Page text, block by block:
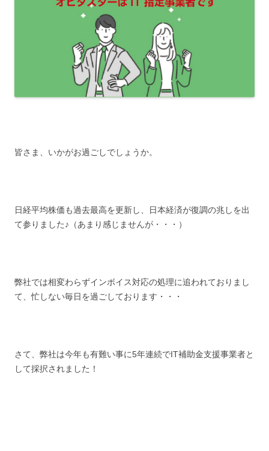
皆さま、いかがお過ごしでしょうか。
日経平均株価も過去最高を更新し、日本経済が復調の兆しを出
て参りました♪（あまり感じませんが・・・）
弊社では相変わらずインボイス対応の処理に追われておりまし
て、忙しない毎日を過ごしております・・・
さて、弊社は今年も有難い事に5年連続でIT補助金支援事業者と
して採択されました！